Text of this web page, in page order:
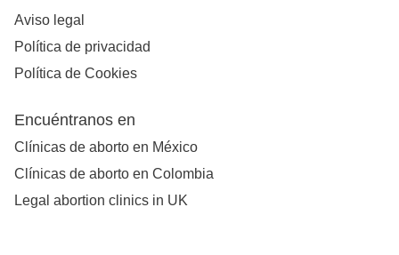
Aviso legal
Política de privacidad
Política de Cookies
Encuéntranos en
Clínicas de aborto en México
Clínicas de aborto en Colombia
Legal abortion clinics in UK